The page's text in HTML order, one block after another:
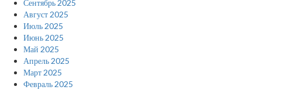
Сентябрь 2025
Август 2025
Июль 2025
Июнь 2025
Май 2025
Апрель 2025
Март 2025
Февраль 2025